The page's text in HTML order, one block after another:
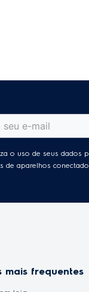
o uso de seus dados
aparelhos
mais frequentes